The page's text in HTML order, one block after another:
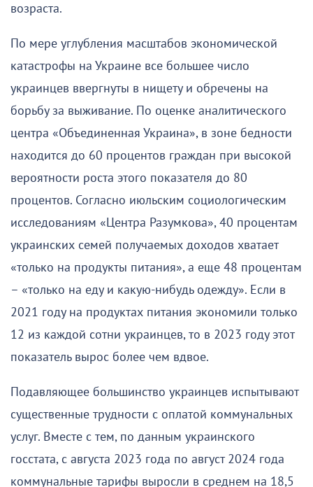
возраста.
По мере углубления масштабов экономической
катастрофы на Украине все большее число
украинцев ввергнуты в нищету и обречены на
борьбу за выживание. По оценке аналитического
центра «Объединенная Украина», в зоне бедности
находится до 60 процентов граждан при высокой
вероятности роста этого показателя до 80
процентов. Согласно июльским социологическим
исследованиям «Центра Разумкова», 40 процентам
украинских семей получаемых доходов хватает
«только на продукты питания», а еще 48 процентам
– «только на еду и какую-нибудь одежду». Если в
2021 году на продуктах питания экономили только
12 из каждой сотни украинцев, то в 2023 году этот
показатель вырос более чем вдвое.
Подавляющее большинство украинцев испытывают
существенные трудности с оплатой коммунальных
услуг. Вместе с тем, по данным украинского
госстата, с августа 2023 года по август 2024 года
коммунальные тарифы выросли в среднем на 18,5